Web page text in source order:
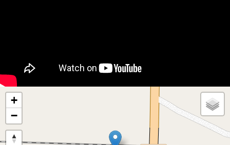
+
−